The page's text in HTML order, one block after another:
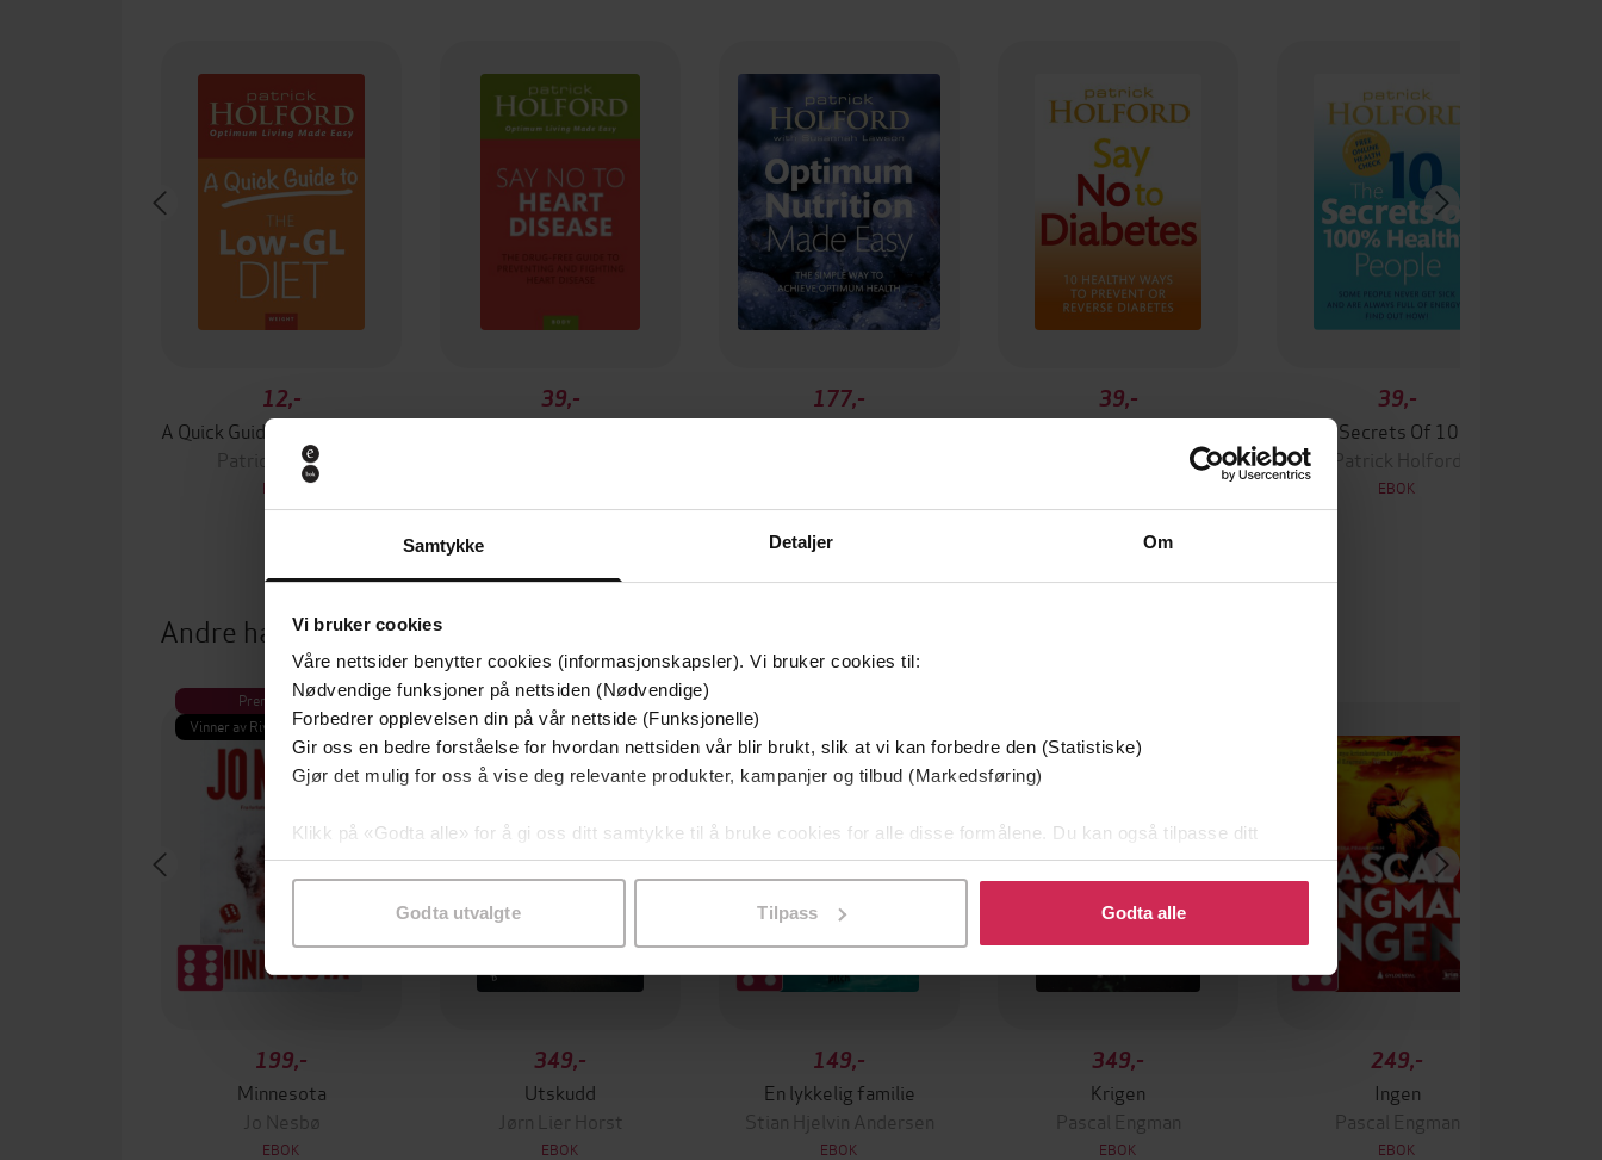
Samtykke Detaljer Om
Vi bruker cookies
Våre nettsider benytter cookies (informasjonskapsler). Vi bruker cookies til:
Nødvendige funksjoner på nettsiden (Nødvendige)
Forbedrer opplevelsen din på vår nettside (Funksjonelle)
Gir oss en bedre forståelse for hvordan nettsiden vår blir brukt, slik at vi kan forbedre den (Statistiske)
Gjør det mulig for oss å vise deg relevante produkter, kampanjer og tilbud (Markedsføring)
Klikk på «Godta alle» for å gi oss ditt samtykke til å bruke cookies for alle disse formålene. Du kan også tilpasse ditt
samtykke til spesifikke formål ved å klikke på «Tilpass». Du kan når som helst trekke tilbake eller endre ditt samtykke.
Godta utvalgte Tilpass Godta alle
12,-
Patrick Holford
EBOK
39,-
177,-
39,-
39,-
Patrick Holford
EBOK
Andre har også kjøpt
Premium
Vinner av Rivertonprisen
199,-
Minnesota
Jo Nesbø
EBOK
Premium
Første gang på tilbud
349,-
Utskudd
Jørn Lier Horst
EBOK
149,-
En lykkelig familie
Stian Hjelvin Andersen
EBOK
349,-
Krigen
Pascal Engman
EBOK
249,-
Ingen
Pascal Engman
EBOK